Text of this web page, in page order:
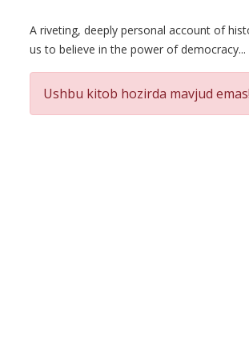
Product
Summery
A riveting, deeply personal account of
us to believe in the power of democracy...
Ushbu kitob hozirda mavjud